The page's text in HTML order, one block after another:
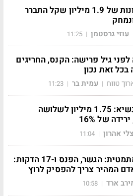
חוב מזונות של 1.9 מיליון שקל התברר
עוזי גרסטמן |
11:25
גיל פרישה: הקנס, החריגים
בכל זאת נכון
טווח | עמית בר |
11:23
רמת הנשיא: 1.75 מיליון לשלושה
של 16%
צלי אהרון |
11:04
חידה מתמטית: הגשר, הפנס ו-17 הדקות:
המהיר צריך להפסיק לרוץ
ארד |
10:58